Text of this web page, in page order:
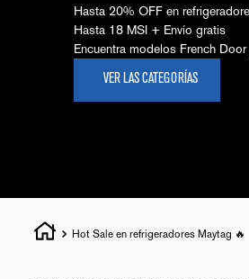
Hasta 20% OFF en
Hasta 18 MSI + Envío gratis
Encuentra modelos French
VER LAS CATEGORÍAS
Hot Sale en refrigeradores Maytag 🔥